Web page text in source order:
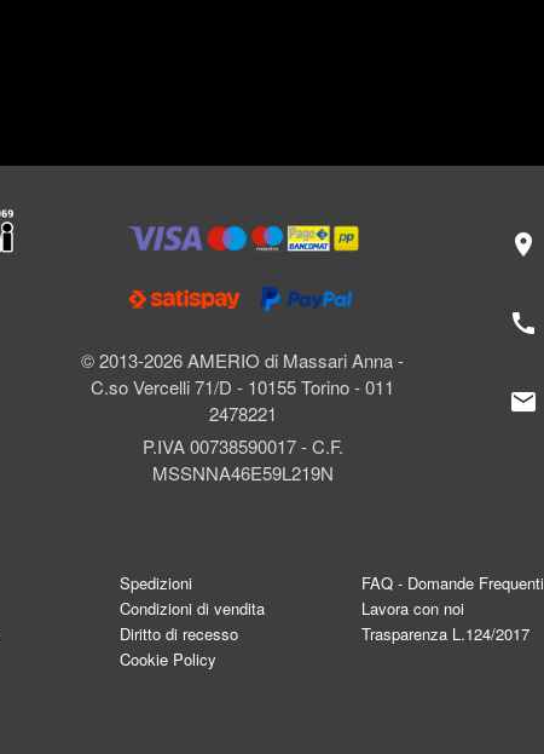
© 2013-2026 AMERIO di Massari Anna -
C.so Vercelli 71/D - 10155 Torino - 011
2478221
P.IVA 00738590017 - C.F.
MSSNNA46E59L219N
location_on
call
mail
Spedizioni
Condizioni di vendita
Diritto di recesso
Cookie Policy
FAQ - Domande Frequenti
Lavora con noi
Trasparenza L.124/2017